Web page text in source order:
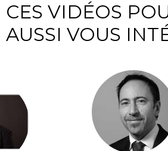
CES VIDÉOS
AUSSI VOUS